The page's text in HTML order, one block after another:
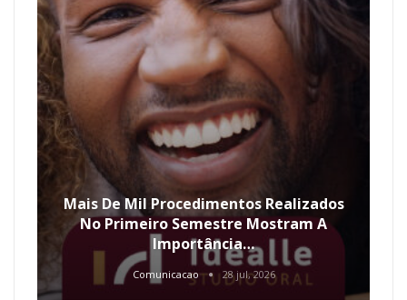
Mais De Mil Procedimentos Realizados
No Primeiro Semestre Mostram A
Importância…
Comunicacao 28 jul, 2026